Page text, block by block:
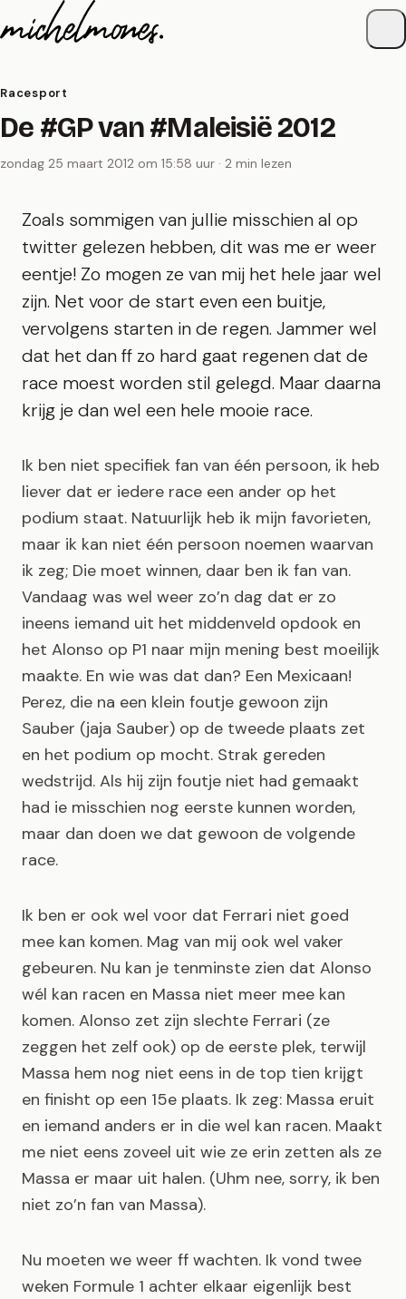
Naar de inhoud
Racesport
De #GP van #Maleisië 2012
zondag 25 maart 2012 om 15:58 uur · 2 min lezen
Zoals sommigen van jullie misschien al op
twitter gelezen hebben, dit was me er weer
eentje! Zo mogen ze van mij het hele jaar wel
zijn. Net voor de start even een buitje,
vervolgens starten in de regen. Jammer wel
dat het dan ff zo hard gaat regenen dat de
race moest worden stil gelegd. Maar daarna
krijg je dan wel een hele mooie race.
Ik ben niet specifiek fan van één persoon, ik heb
liever dat er iedere race een ander op het
podium staat. Natuurlijk heb ik mijn favorieten,
maar ik kan niet één persoon noemen waarvan
ik zeg; Die moet winnen, daar ben ik fan van.
Vandaag was wel weer zo’n dag dat er zo
ineens iemand uit het middenveld opdook en
het Alonso op P1 naar mijn mening best moeilijk
maakte. En wie was dat dan? Een Mexicaan!
Perez, die na een klein foutje gewoon zijn
Sauber (jaja Sauber) op de tweede plaats zet
en het podium op mocht. Strak gereden
wedstrijd. Als hij zijn foutje niet had gemaakt
had ie misschien nog eerste kunnen worden,
maar dan doen we dat gewoon de volgende
race.
Ik ben er ook wel voor dat Ferrari niet goed
mee kan komen. Mag van mij ook wel vaker
gebeuren. Nu kan je tenminste zien dat Alonso
wél kan racen en Massa niet meer mee kan
komen. Alonso zet zijn slechte Ferrari (ze
zeggen het zelf ook) op de eerste plek, terwijl
Massa hem nog niet eens in de top tien krijgt
en finisht op een 15e plaats. Ik zeg: Massa eruit
en iemand anders er in die wel kan racen. Maakt
me niet eens zoveel uit wie ze erin zetten als ze
Massa er maar uit halen. (Uhm nee, sorry, ik ben
niet zo’n fan van Massa).
Nu moeten we weer ff wachten. Ik vond twee
weken Formule 1 achter elkaar eigenlijk best